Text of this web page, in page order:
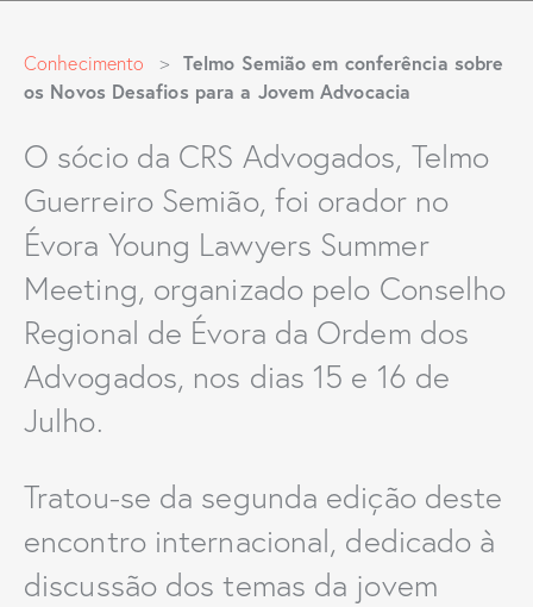
Conhecimento > Telmo Semião em conferência sobre
os Novos Desafios para a Jovem Advocacia
O sócio da CRS Advogados, Telmo
Guerreiro Semião, foi orador no
Évora Young Lawyers Summer
Meeting, organizado pelo Conselho
Regional de Évora da Ordem dos
Advogados, nos dias 15 e 16 de
Julho.
Tratou-se da segunda edição deste
encontro internacional, dedicado à
discussão dos temas da jovem